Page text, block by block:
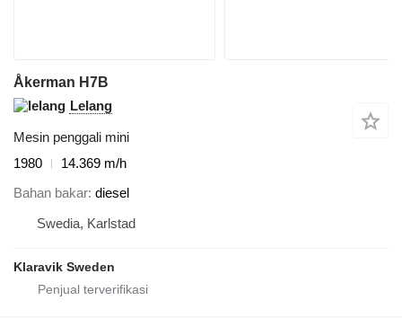
Åkerman H7B
Lelang
Mesin penggali mini
1980
14.369 m/h
Bahan bakar diesel
Swedia, Karlstad
Klaravik Sweden